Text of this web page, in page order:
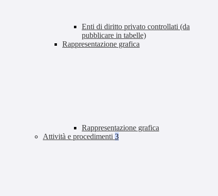
Enti di diritto privato controllati (da
pubblicare in tabelle)
Rappresentazione grafica
Rappresentazione grafica
Attività e procedimenti 3